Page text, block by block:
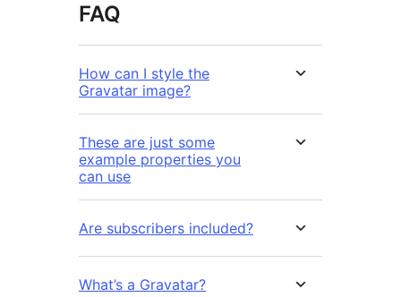
FAQ
How can I style the
Gravatar image?
These are just some
example properties you
can use
Are subscribers included?
What’s a Gravatar?